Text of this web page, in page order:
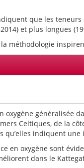
que les
et plus longues
méthodologie
oxygène généralisée
Celtiques, de la
qu’elles indiquent
en oxygène sont
dans le